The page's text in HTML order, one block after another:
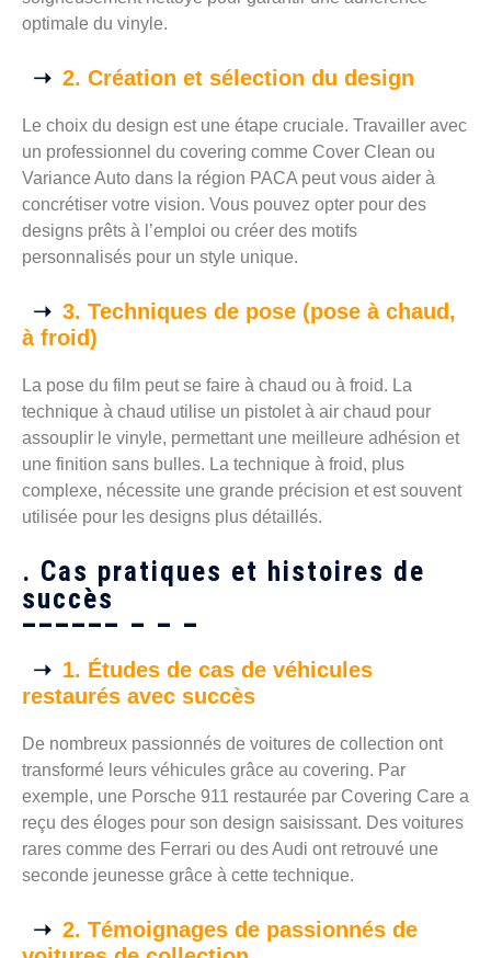
optimale du vinyle.
2. Création et sélection du design
Le choix du design est une étape cruciale. Travailler avec
un professionnel du covering comme Cover Clean ou
Variance Auto dans la région PACA peut vous aider à
concrétiser votre vision. Vous pouvez opter pour des
designs prêts à l’emploi ou créer des motifs
personnalisés pour un style unique.
3. Techniques de pose (pose à chaud,
à froid)
La pose du film peut se faire à chaud ou à froid. La
technique à chaud utilise un pistolet à air chaud pour
assouplir le vinyle, permettant une meilleure adhésion et
une finition sans bulles. La technique à froid, plus
complexe, nécessite une grande précision et est souvent
utilisée pour les designs plus détaillés.
. Cas pratiques et histoires de
succès
1. Études de cas de véhicules
restaurés avec succès
De nombreux passionnés de voitures de collection ont
transformé leurs véhicules grâce au covering. Par
exemple, une Porsche 911 restaurée par Covering Care a
reçu des éloges pour son design saisissant. Des voitures
rares comme des Ferrari ou des Audi ont retrouvé une
seconde jeunesse grâce à cette technique.
2. Témoignages de passionnés de